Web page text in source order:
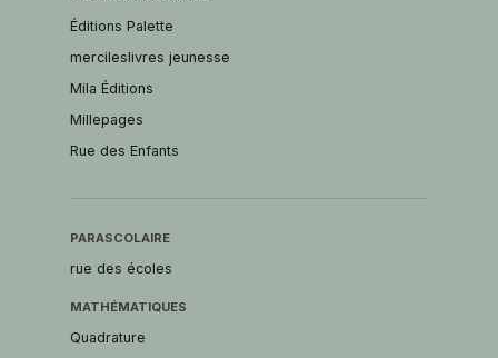
Éditions Palette
mercileslivres jeunesse
Mila Éditions
Millepages
Rue des Enfants
PARASCOLAIRE
rue des écoles
MATHÉMATIQUES
Quadrature